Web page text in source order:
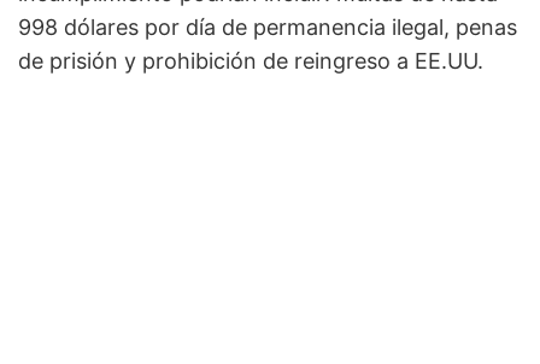
998 dólares por día de permanencia ilegal, penas
de prisión y prohibición de reingreso a EE.UU.